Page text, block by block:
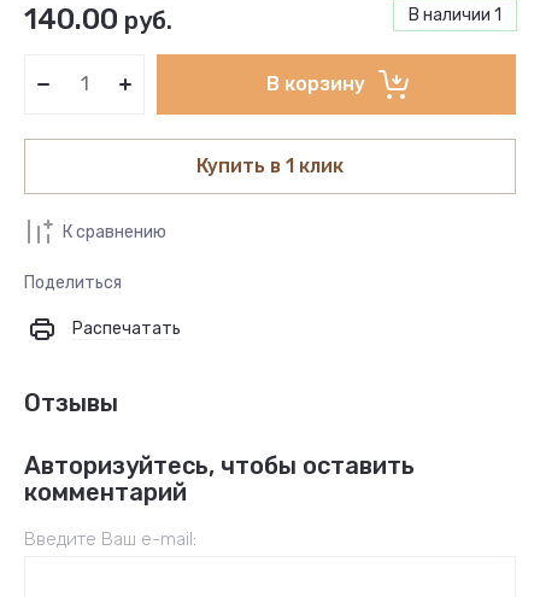
В наличии 1
140.00 руб.
В корзину
Купить в 1 клик
К сравнению
Поделиться
Распечатать
Отзывы
Авторизуйтесь, чтобы оставить
комментарий
Введите Ваш e-mail: